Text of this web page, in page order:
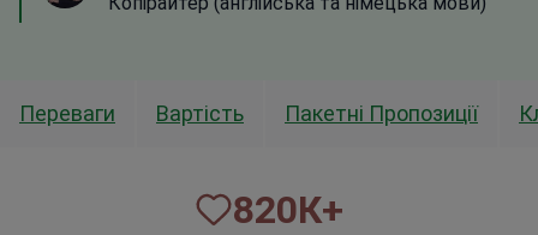
Переваги Вартість Пакетні Пропозиції
820К+